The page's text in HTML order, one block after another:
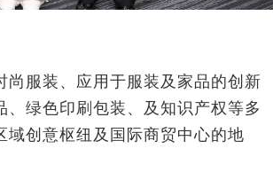
服装、应用于服装及家品的创新
绿色印刷包装、及知识产权等多
域创意枢纽及国际商贸中心的地